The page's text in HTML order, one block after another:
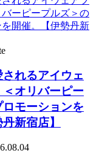
れるアイウェ
オリバーピー
モーションを
新宿店】